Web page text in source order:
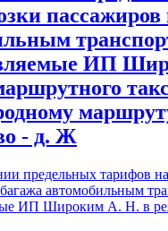
пассажиров
ИП
- д. Ж
предельных тарифов
автомобильным
ИП Широким А. Н. в